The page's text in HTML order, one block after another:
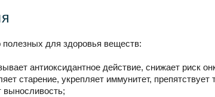
полезных для здоровья веществ:
антиоксидантное действие, снижает риск
старение, укрепляет иммунитет,